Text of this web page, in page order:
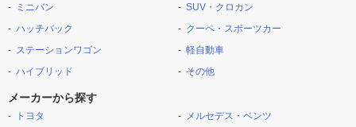
ミニバン
ハッチバック
ステーションワゴン
ハイブリッド
SUV・クロカン
クーペ・スポーツカー
軽自動車
その他
メーカーから探す
トヨタ
メルセデス・ベンツ